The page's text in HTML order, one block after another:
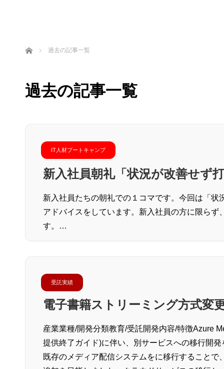
ホーム 過去の記事一覧
過去の記事一覧
IT人材ブートキャンプ
新入社員朝礼「状況が改善せず
新入社員たちの朝礼での１コマです。今回は「
アドバイスをしています。新入社員の方に限ら
す。…
受託実績
電子書籍ストリーミング方式変
産業業種/開発分類教育/受託開発内容/特徴Azure
提供終了ガイド)に伴い、別サービスへの移行開
既存のメディア配信システムをに移行すること